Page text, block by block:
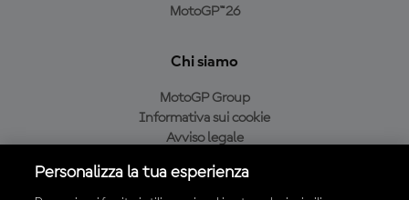
MotoGP™26
Chi siamo
MotoGP Group
Informativa sui cookie
Avviso legale
Condizioni di acquisto
Personalizza la tua esperienza